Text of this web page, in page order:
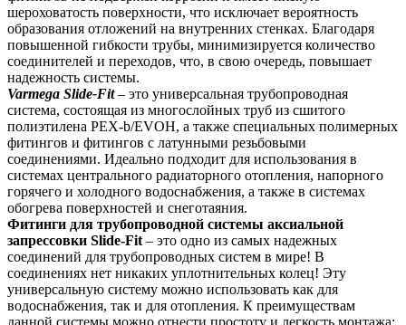
шероховатость поверхности, что исключает вероятность
образования отложений на внутренних стенках. Благодаря
повышенной гибкости трубы, минимизируется количество
соединителей и переходов, что, в свою очередь, повышает
надежность системы.
Varmega Slide-Fit– это универсальная трубопроводная
система, состоящая из многослойных труб из сшитого
полиэтилена PEX-b/EVOH, а также специальных полимерных
фитингов и фитингов с латунными резьбовыми
соединениями. Идеально подходит для использования в
системах центрального радиаторного отопления, напорного
горячего и холодного водоснабжения, а также в системах
обогрева поверхностей и снеготаяния.
Фитинги для трубопроводной системы аксиальной
запрессовки Slide-Fit – это одно из самых надежных
соединений для трубопроводных систем в мире! В
соединениях нет никаких уплотнительных колец! Эту
универсальную систему можно использовать как для
водоснабжения, так и для отопления. К преимуществам
данной системы можно отнести простоту и легкость монтажа: